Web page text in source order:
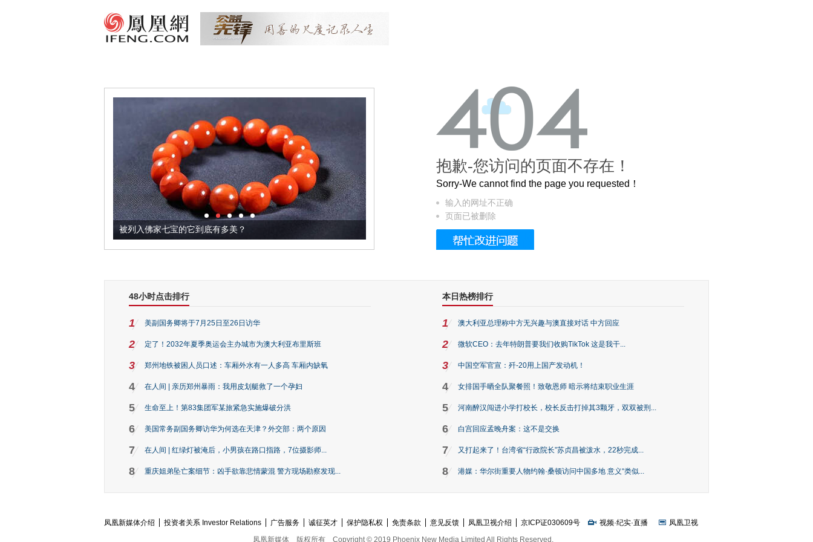
被列入佛家七宝的它到底有多美？ 这个3.2米的长卷，还原了600岁的紫禁城
抱歉-您访问的页面不存在！
Sorry-We cannot find the page you requested！
输入的网址不正确
页面已被删除
48小时点击排行
1 美副国务卿将于7月25日至26日访华
2 定了！2032年夏季奥运会主办城市为澳大利亚布里斯班
3 郑州地铁被困人员口述：车厢外水有一人多高 车厢内缺氧
4 在人间 | 亲历郑州暴雨：我用皮划艇救了一个孕妇
5 生命至上！第83集团军某旅紧急实施爆破分洪
6 美国常务副国务卿访华为何选在天津？外交部：两个原因
7 在人间 | 红绿灯被淹后，小男孩在路口指路，7位摄影师...
8 重庆姐弟坠亡案细节：凶手欲靠悲情蒙混 警方现场勘察发现...
本日热榜排行
1 澳大利亚总理称中方无兴趣与澳直接对话 中方回应
2 微软CEO：去年特朗普要我们收购TikTok 这是我干...
3 中国空军官宣：歼-20用上国产发动机！
4 女排国手晒全队聚餐照！致敬恩师 暗示将结束职业生涯
5 河南醉汉闯进小学打校长，校长反击打掉其3颗牙，双双被刑...
6 白宫回应孟晚舟案：这不是交换
7 又打起来了！台湾省“行政院长”苏贞昌被泼水，22秒完成...
8 港媒：华尔街重要人物约翰·桑顿访问中国多地 意义“类似...
凤凰新媒体介绍 投资者关系 Investor Relations 广告服务 诚征英才 保护隐私权 免责条款 意见反馈 凤凰卫视介绍 京ICP证030609号 视频·纪实·直播
凤凰卫视
凤凰新媒体
版权所有 Copyright © 2019 Phoenix New Media Limited All Rights Reserved.